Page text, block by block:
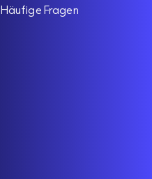
Häufige Fragen